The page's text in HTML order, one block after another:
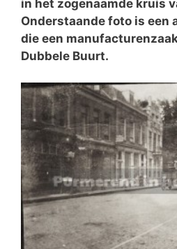
in het zogenaamde kruis
Onderstaande foto is een
die een
Dubbele Buurt.